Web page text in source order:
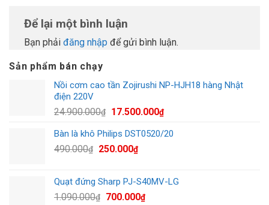
Sản phẩm bán chạy
Nồi cơm cao tần Zojirushi NP-HJH18 hàng Nhật
điện 220V
24.900.000₫
Giá
là:
24.900.000₫.
17.500.000₫Giá
tại
Bàn là khô Philips DST0520/20
490.000₫
Giá
490.000₫.
250.000₫Giá
là:
250.000₫.
Quạt đứng Sharp PJ-S40MV-LG
1.090.000₫
Giá
700.000₫Giá
Để lại một bình luận
Bạn phải đăng nhập để gửi bình luận.